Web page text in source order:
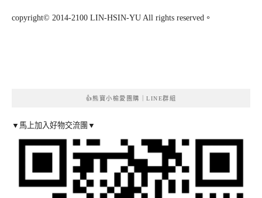
copyright© 2014-2100 LIN-HSIN-YU All rights reserved。
👍熊寶小榆愛團購｜LINE群組
▼馬上加入好物交流團▼